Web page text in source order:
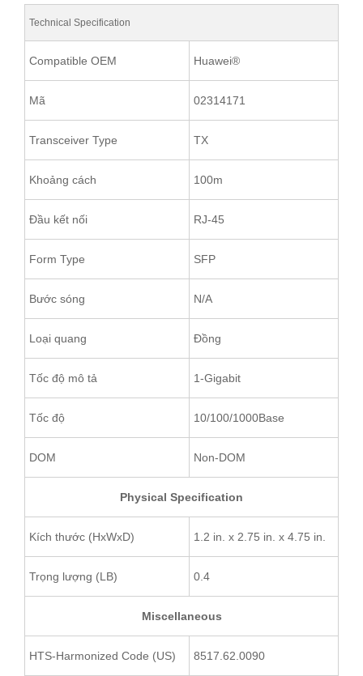
Technical Specification
Compatible OEM Huawei®
Mã 02314171
Transceiver Type TX
Khoảng cách 100m
Đầu kết nối RJ-45
Form Type SFP
Bước sóng N/A
Loại quang Đồng
Tốc độ mô tả 1-Gigabit
Tốc độ 10/100/1000Base
DOM Non-DOM
Physical Specification
Kích thước (HxWxD) 1.2 in. x 2.75 in. x 4.75 in.
Trọng lượng (LB) 0.4
Miscellaneous
HTS-Harmonized Code (US) 8517.62.0090